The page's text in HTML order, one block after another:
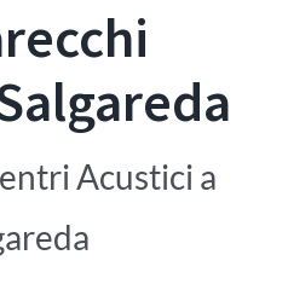
Acustici a